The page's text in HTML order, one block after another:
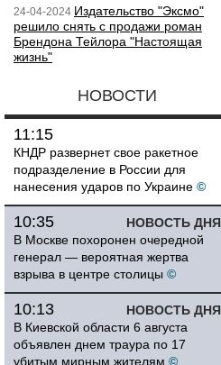
24-04-2024 Издательство "Эксмо"
решило снять с продажи роман
Брендона Тейлора "Настоящая
жизнь"
НОВОСТИ
11:15
КНДР развернет свое ракетное
подразделение в России для
нанесения ударов по Украине ©
НОВОСТЬ ДНЯ
10:35
В Москве похоронен очередной
генерал — вероятная жертва
взрыва в центре столицы ©
НОВОСТЬ ДНЯ
10:13
В Киевской области 6 августа
объявлен днем траура по 17
убитым мирным жителям ©